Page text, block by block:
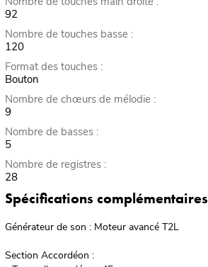
92
Nombre de touches basse :
120
Format des touches :
Bouton
Nombre de chœurs de mélodie :
9
Nombre de basses :
5
Nombre de registres :
28
Spécifications complémentaires
Générateur de son : Moteur avancé T2L
Section Accordéon :